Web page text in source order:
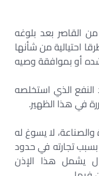
القاصر بعد بلوغه
احتيالية من شأنها
أو بموافقة وصيه
الذي استخلصه
في هذا الظهير.
والصناعة، لا يسوغ له
تجارته في حدود
يشمل هذا الإذن